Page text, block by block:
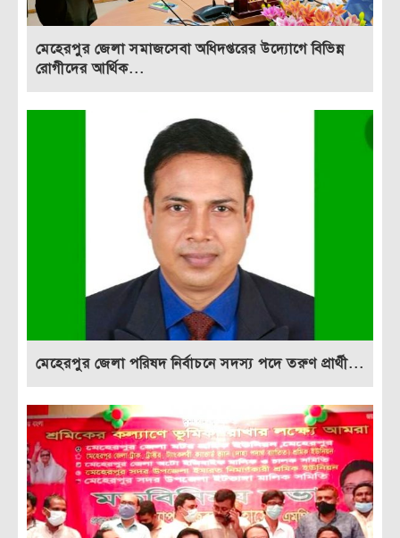
মেহেরপুর জেলা সমাজসেবা অধিদপ্তরের উদ্যোগে বিভিন্ন
রোগীদের আর্থিক...
মেহেরপুর জেলা পরিষদ নির্বাচনে সদস্য পদে তরুণ প্রার্থী...